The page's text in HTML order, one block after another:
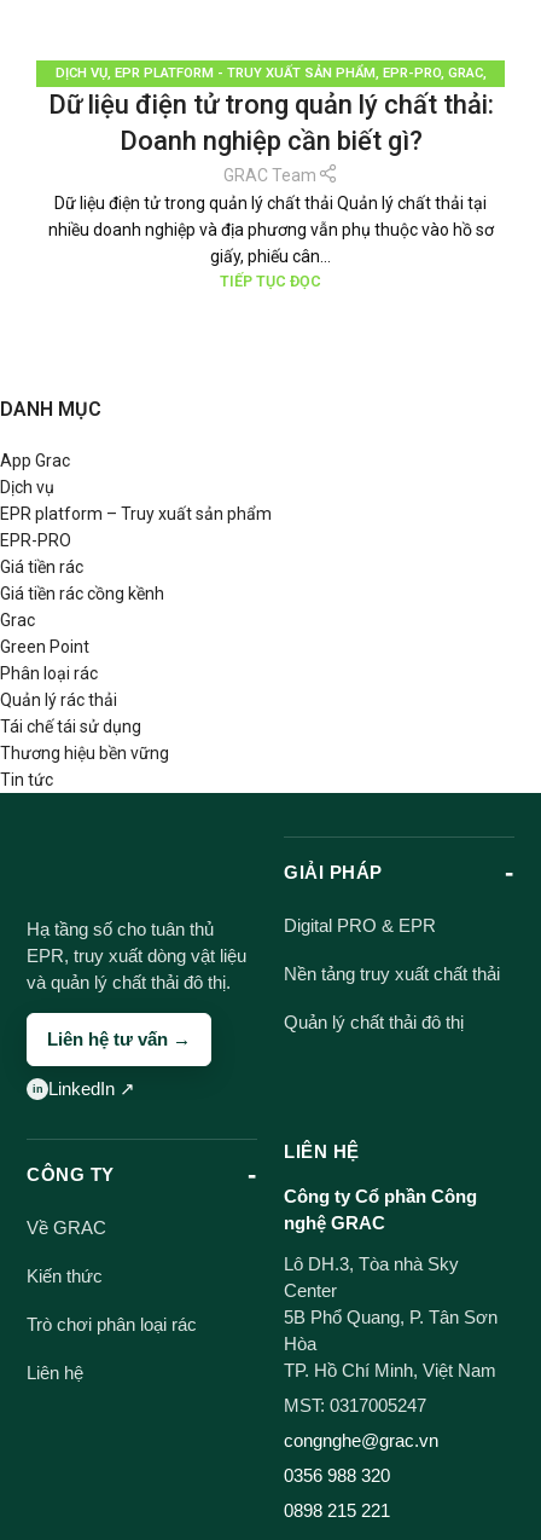
DỊCH VỤ, EPR PLATFORM - TRUY XUẤT SẢN PHẨM, EPR-PRO, GRAC,
PHÂN LOẠI RÁC,QUẢN LÝ RÁC THẢI,TÁI CHẾ TÁI SỬ DỤNG,THƯƠNG HIỆU
BỀN VỮNG
TIN TỨC
Dữ liệu điện tử trong quản lý chất thải:
Doanh nghiệp cần biết gì?
GRAC Team
Dữ liệu điện tử trong quản lý chất thải Quản lý chất thải tại
nhiều doanh nghiệp và địa phương vẫn phụ thuộc vào hồ sơ
giấy, phiếu cân...
TIẾP TỤC ĐỌC
DANH MỤC
App Grac
Dịch vụ
EPR platform – Truy xuất sản phẩm
EPR-PRO
Giá tiền rác
Giá tiền rác cồng kềnh
Grac
Green Point
Phân loại rác
Quản lý rác thải
Tái chế tái sử dụng
Thương hiệu bền vững
Tin tức
Hạ tầng số cho tuân thủ
EPR, truy xuất dòng vật liệu
và quản lý chất thải đô thị.
Liên hệ tư vấn →
LinkedIn ↗
GIẢI PHÁP
Digital PRO & EPR
Nền tảng truy xuất chất thải
Quản lý chất thải đô thị
CÔNG TY
Về GRAC
Kiến thức
Trò chơi phân loại rác
Liên hệ
LIÊN HỆ
Công ty Cổ phần Công
nghệ GRAC
Lô DH.3, Tòa nhà Sky
Center
5B Phổ Quang, P. Tân Sơn
Hòa
TP. Hồ Chí Minh, Việt Nam
MST: 0317005247
congnghe@grac.vn
0356 988 320
0898 215 221